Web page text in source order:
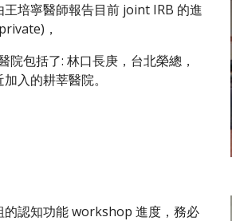
培寧醫師報告目前 joint IRB 的進
，
包括了: 林口長庚，台北榮總，
入的耕莘醫院。
的認知功能 workshop 進度，務必